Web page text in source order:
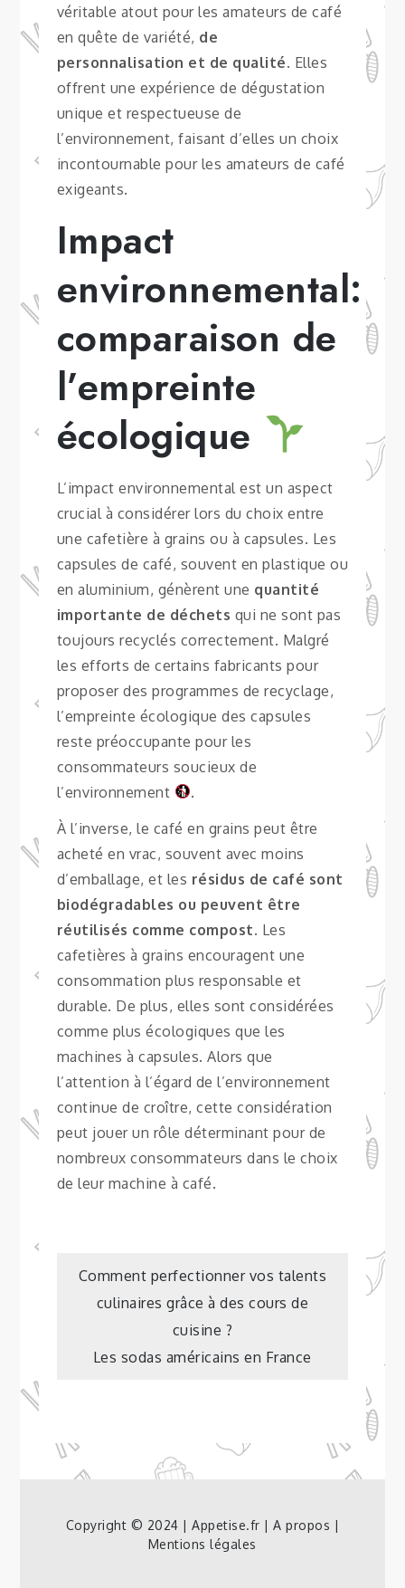
véritable atout pour les amateurs de café
en quête de variété, de
personnalisation et de qualité. Elles
offrent une expérience de dégustation
unique et respectueuse de
l’environnement, faisant d’elles un choix
incontournable pour les amateurs de café
exigeants.
Impact
environnemental:
comparaison de
l’empreinte
écologique
L’impact environnemental est un aspect
crucial à considérer lors du choix entre
une cafetière à grains ou à capsules. Les
capsules de café, souvent en plastique ou
en aluminium, génèrent une quantité
importante de déchets qui ne sont pas
toujours recyclés correctement. Malgré
les efforts de certains fabricants pour
proposer des programmes de recyclage,
l’empreinte écologique des capsules
reste préoccupante pour les
consommateurs soucieux de
l’environnement
.
À l’inverse, le café en grains peut être
acheté en vrac, souvent avec moins
d’emballage, et les résidus de café sont
biodégradables ou peuvent être
réutilisés comme compost. Les
cafetières à grains encouragent une
consommation plus responsable et
durable. De plus, elles sont considérées
comme plus écologiques que les
machines à capsules. Alors que
l’attention à l’égard de l’environnement
continue de croître, cette considération
peut jouer un rôle déterminant pour de
nombreux consommateurs dans le choix
de leur machine à café.
Navigation
Comment perfectionner vos talents
culinaires grâce à des cours de
cuisine ?
Les sodas américains en France
Copyright © 2024 | Appetise.fr |A propos |
Mentions légales